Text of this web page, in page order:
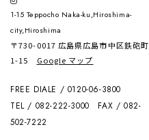
1-15 Teppocho Naka-ku,Hiroshima-
city,Hiroshima
〒730-0017 広島県広島市中区鉄砲町
1-15 Google マップ
FREE DIALE / 0120-06-3800
TEL / 082-222-3000 FAX / 082-
502-7222